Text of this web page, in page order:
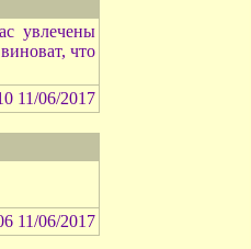
увлечены
что
11/06/2017
11/06/2017